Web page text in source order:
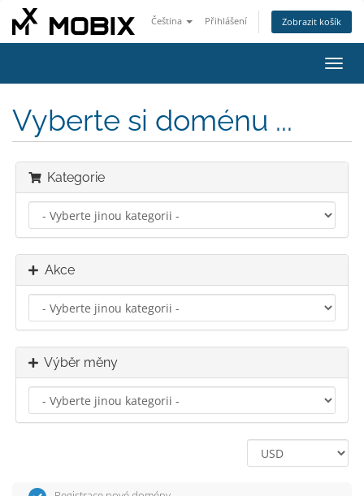
Čeština Přihlášení Zobrazit košík
Vyberte si doménu ...
Kategorie
Akce
Výběr měny